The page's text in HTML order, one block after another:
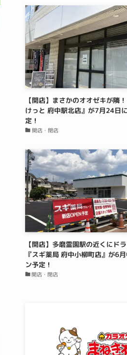
【開店】まさかのオオゼキが隣
けっと 府中駅北店』が7月24日
定！
開店・閉店
【開店】多磨霊園駅の近くにド
『スギ薬局 府中小柳町店』が6
ン予定！
開店・閉店